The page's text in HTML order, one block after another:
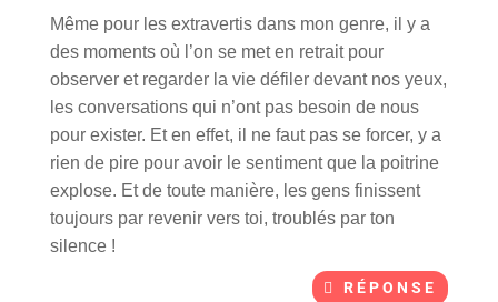
Même pour les extravertis dans mon genre, il y a
des moments où l’on se met en retrait pour
observer et regarder la vie défiler devant nos yeux,
les conversations qui n’ont pas besoin de nous
pour exister. Et en effet, il ne faut pas se forcer, y a
rien de pire pour avoir le sentiment que la poitrine
explose. Et de toute manière, les gens finissent
toujours par revenir vers toi, troublés par ton
silence !
RÉPONSE